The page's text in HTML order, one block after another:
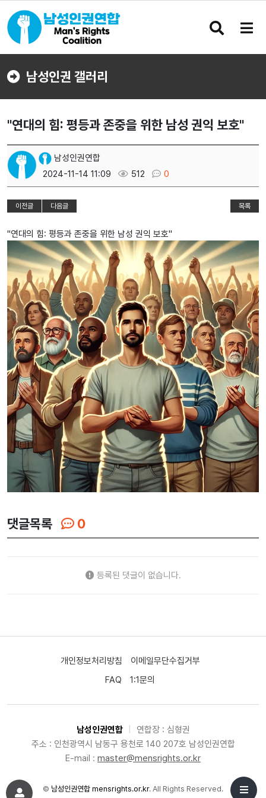
검
버
메
버
남성인권 갤러리
"연대의 힘: 평등과 존중을 위한 남성 권익 보호"
남성인권연합
2024-11-14 11:09
512 0
이전글 다음글 목록
"연대의 힘: 평등과 존중을 위한 남성 권익 보호"
댓글목록 0
등록된 댓글이 없습니다.
개인정보처리방침
이메일무단수집거부
FAQ
1:1문의
남성인권연합
연합장 : 심형권
주소 : 인천광역시 남동구 용천로 140 207호 남성인권연합
E-mail : master@mensrights.or.kr
© 남성인권연합 mensrights.or.kr. All Rights Reserved.